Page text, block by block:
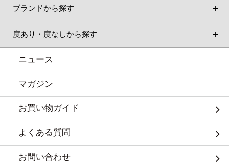
ブランドから探す
度あり・度なしから探す
ニュース
マガジン
お買い物ガイド
よくある質問
お問い合わせ